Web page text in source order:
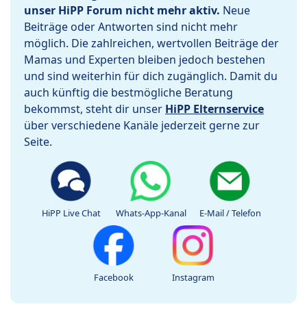
unser HiPP Forum nicht mehr aktiv. Neue
Beiträge oder Antworten sind nicht mehr
möglich. Die zahlreichen, wertvollen Beiträge der
Mamas und Experten bleiben jedoch bestehen
und sind weiterhin für dich zugänglich. Damit du
auch künftig die bestmögliche Beratung
bekommst, steht dir unser HiPP Elternservice
über verschiedene Kanäle jederzeit gerne zur
Seite.
HiPP Live Chat Whats-App-Kanal E-Mail / Telefon
Facebook Instagram